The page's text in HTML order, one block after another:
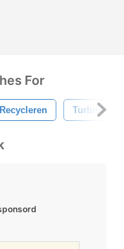
For
Recycleren Turbine